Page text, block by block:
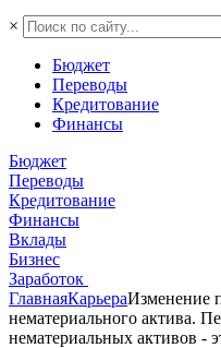
×
Бюджет
Переводы
Кредитование
Финансы
Бюджет
Переводы
Кредитование
Финансы
Вклады
Бизнес
Заработок
ГлавнаяКарьераИзменение
нематериального актива.
нематериальных активов -